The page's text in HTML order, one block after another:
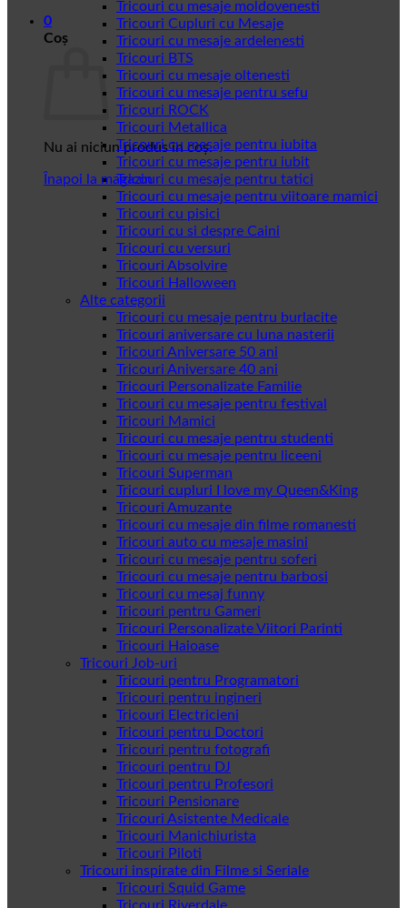
0
Coș
Nu ai niciun produs în coș.
Înapoi la magazin
Tricouri cu mesaje moldovenesti
Tricouri Cupluri cu Mesaje
Tricouri cu mesaje ardelenesti
Tricouri BTS
Tricouri cu mesaje oltenesti
Tricouri cu mesaje pentru sefu
Tricouri ROCK
Tricouri Metallica
Tricouri cu mesaje pentru iubita
Tricouri cu mesaje pentru iubit
Tricouri cu mesaje pentru tatici
Tricouri cu mesaje pentru viitoare mamici
Tricouri cu pisici
Tricouri cu si despre Caini
Tricouri cu versuri
Tricouri Absolvire
Tricouri Halloween
Alte categorii
Tricouri cu mesaje pentru burlacite
Tricouri aniversare cu luna nasterii
Tricouri Aniversare 50 ani
Tricouri Aniversare 40 ani
Tricouri Personalizate Familie
Tricouri cu mesaje pentru festival
Tricouri Mamici
Tricouri cu mesaje pentru studenti
Tricouri cu mesaje pentru liceeni
Tricouri Superman
Tricouri cupluri I love my Queen&King
Tricouri Amuzante
Tricouri cu mesaje din filme romanesti
Tricouri auto cu mesaje masini
Tricouri cu mesaje pentru soferi
Tricouri cu mesaje pentru barbosi
Tricouri cu mesaj funny
Tricouri pentru Gameri
Tricouri Personalizate Viitori Parinti
Tricouri Haioase
Tricouri Job-uri
Tricouri pentru Programatori
Tricouri pentru ingineri
Tricouri Electricieni
Tricouri pentru Doctori
Tricouri pentru fotografi
Tricouri pentru DJ
Tricouri pentru Profesori
Tricouri Pensionare
Tricouri Asistente Medicale
Tricouri Manichiurista
Tricouri Piloti
Tricouri inspirate din Filme si Seriale
Tricouri Squid Game